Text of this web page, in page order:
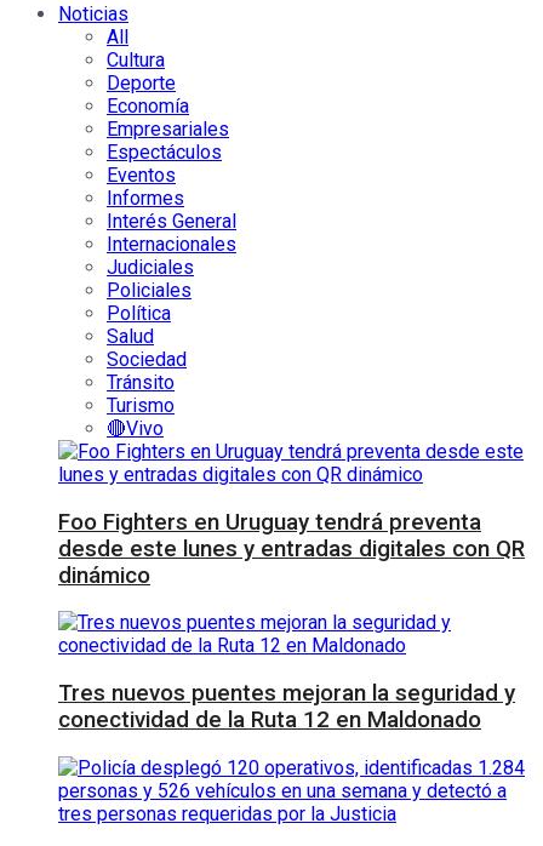
Noticias
All
Cultura
Deporte
Economía
Empresariales
Espectáculos
Eventos
Informes
Interés General
Internacionales
Judiciales
Policiales
Política
Salud
Sociedad
Tránsito
Turismo
🔴Vivo
Foo Fighters en Uruguay tendrá preventa
desde este lunes y entradas digitales con QR
dinámico
Tres nuevos puentes mejoran la seguridad y
conectividad de la Ruta 12 en Maldonado